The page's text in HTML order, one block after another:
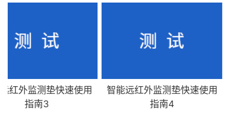
红外监测垫快速使用
指南3
智能远红外监测垫快速使用
指南4